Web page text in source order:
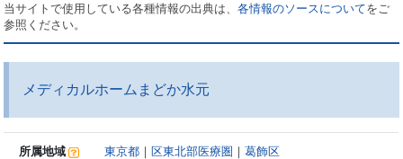
当サイトで使用している各種情報の出典は、各情報のソースについてをご
参照ください。
メディカルホームまどか水元
所属地域 東京都 ｜区東北部医療圏 ｜葛飾区